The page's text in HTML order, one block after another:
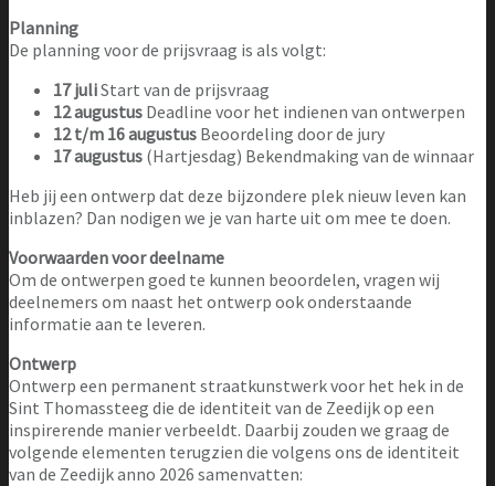
Planning
De planning voor de prijsvraag is als volgt:
17 juliStart van de prijsvraag
12 augustus Deadline voor het indienen van ontwerpen
12 t/m 16 augustus Beoordeling door de jury
17 augustus (Hartjesdag) Bekendmaking van de winnaar
Heb jij een ontwerp dat deze bijzondere plek nieuw leven kan
inblazen? Dan nodigen we je van harte uit om mee te doen.
Voorwaarden voor deelname
Om de ontwerpen goed te kunnen beoordelen, vragen wij
deelnemers om naast het ontwerp ook onderstaande
informatie aan te leveren.
Ontwerp
Ontwerp een permanent straatkunstwerk voor het hek in de
Sint Thomassteeg die de identiteit van de Zeedijk op een
inspirerende manier verbeeldt. Daarbij zouden we graag de
volgende elementen terugzien die volgens ons de identiteit
van de Zeedijk anno 2026 samenvatten: